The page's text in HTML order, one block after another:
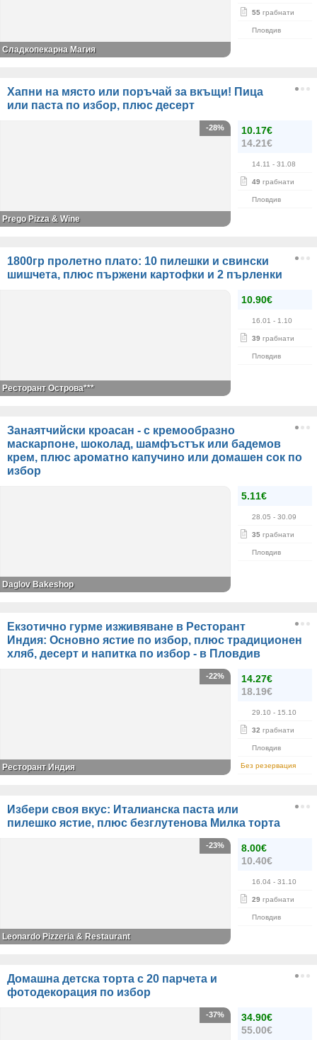
55 грабнати
Пловдив
Сладкопекарна Магия
Хапни на място или поръчай за вкъщи! Пица
или паста по избор, плюс десерт
10.17€
14.21€
14.11 - 31.08
49 грабнати
Пловдив
-28%
Prego Pizza & Wine
1800гр пролетно плато: 10 пилешки и свински
шишчета, плюс пържени картофки и 2 пърленки
10.90€
16.01 - 1.10
39 грабнати
Пловдив
Ресторант Острова***
Занаятчийски кроасан - с кремообразно
маскарпоне, шоколад, шамфъстък или бадемов
крем, плюс ароматно капучино или домашен сок по
избор
5.11€
28.05 - 30.09
35 грабнати
Пловдив
Daglov Bakeshop
Екзотично гурме изживяване в Ресторант
Индия: Основно ястие по избор, плюс традиционен
хляб, десерт и напитка по избор - в Пловдив
14.27€
18.19€
29.10 - 15.10
32 грабнати
Пловдив
Без резервация
-22%
Ресторант Индия
Избери своя вкус: Италианска паста или
пилешко ястие, плюс безглутенова Милка торта
8.00€
10.40€
16.04 - 31.10
29 грабнати
Пловдив
-23%
Leonardo Pizzeria & Restaurant
Домашна детска торта с 20 парчета и
фотодекорация по избор
34.90€
55.00€
-37%